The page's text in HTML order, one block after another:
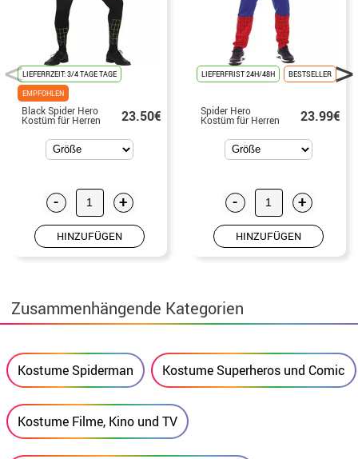
LIEFERRZEIT: 3/4 TAGE TAGE
EMPFOHLEN
Black Spider Hero
Kostüm für Herren 23.50€
- +
HINZUFÜGEN
LIEFERFRIST 24H/48H BESTSELLER
Spider Hero
Kostüm für Herren 23.99€
- +
HINZUFÜGEN
Zusammenhängende Kategorien
Kostume Spiderman Kostume Superheros und Comic
Kostume Filme, Kino und TV